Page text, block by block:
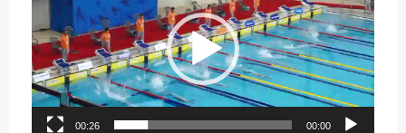
ویدیو
00:00
00:26